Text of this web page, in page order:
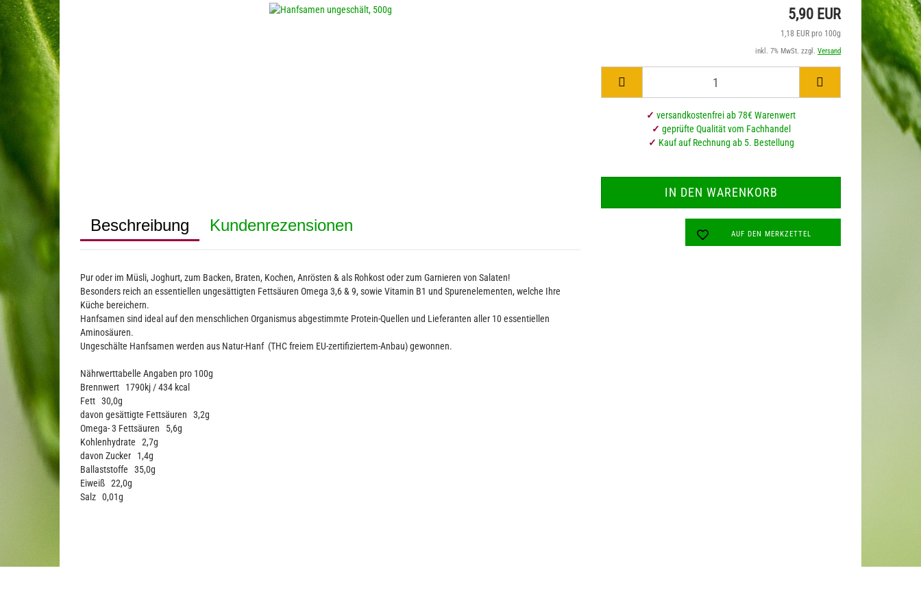
Chips & Enerieriegel
5,90 EUR
1,18 EUR pro 100g
inkl. 7% MwSt. zzgl. Versand
✓ versandkostenfrei ab 78€ Warenwert
✓ geprüfte Qualität vom Fachhandel
✓ Kauf auf Rechnung ab 5. Bestellung
AUF DEN MERKZETTEL
Beschreibung Kundenrezensionen
Pur oder im Müsli, Joghurt, zum Backen, Braten, Kochen, Anrösten & als Rohkost oder zum Garnieren von Salaten!
Besonders reich an essentiellen ungesättigten Fettsäuren Omega 3,6 & 9, sowie Vitamin B1 und Spurenelementen, welche Ihre
Küche bereichern.
Hanfsamen sind ideal auf den menschlichen Organismus abgestimmte Protein-Quellen und Lieferanten aller 10 essentiellen
Aminosäuren.
Ungeschälte Hanfsamen werden aus Natur-Hanf (THC freiem EU-zertifiziertem-Anbau) gewonnen.
Nährwerttabelle Angaben pro 100g
Brennwert 1790kj / 434 kcal
Fett 30,0g
davon gesättigte Fettsäuren 3,2g
Omega- 3 Fettsäuren 5,6g
Kohlenhydrate 2,7g
davon Zucker 1,4g
Ballaststoffe 35,0g
Eiweiß 22,0g
Salz 0,01g